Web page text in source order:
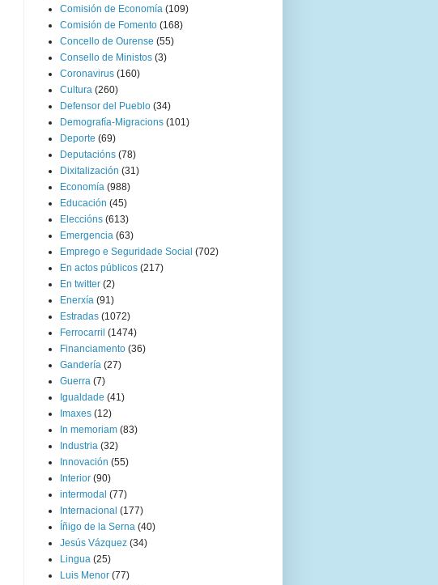
Comisión de Economía (109)
Comisión de Fomento (168)
Concello de Ourense (55)
Consello de Ministos (3)
Coronavirus (160)
Cultura (260)
Defensor del Pueblo (34)
Demografía-Migracions (101)
Deporte (69)
Deputacións (78)
Dixitalización (31)
Economía (988)
Educación (45)
Eleccións (613)
Emergencia (63)
Emprego e Seguridade Social (702)
En actos públicos (217)
En twitter (2)
Enerxía (91)
Estradas (1072)
Ferrocarril (1474)
Financiamento (36)
Gandería (27)
Guerra (7)
Igualdade (41)
Imaxes (12)
In memoriam (83)
Industria (32)
Innovación (55)
Interior (90)
intermodal (77)
Internacional (177)
Íñigo de la Serna (40)
Jesús Vázquez (34)
Lingua (25)
Luis Menor (77)